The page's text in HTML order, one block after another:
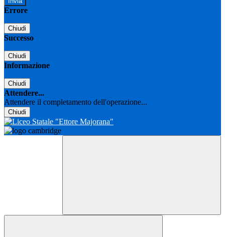
Errore
Chiudi
Successo
Chiudi
Informazione
Chiudi
Attendere...
Attendere il completamento dell'operazione...
Chiudi